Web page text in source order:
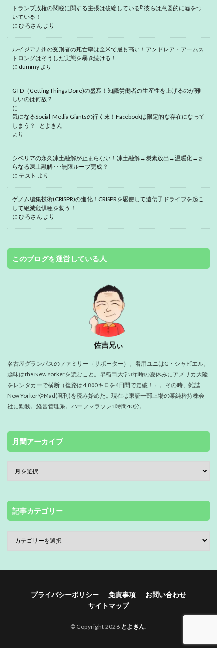
トランプ政権の関税に関する主張は破綻している⁉ 彼らは意図的に嘘をつ
いている！
に ひろさん より
ルイジアナ州の受刑者の死亡率は全米で最も高い！アンドレア・アームス
トロングはそうした実態を暴き続ける！
に dummy より
GTD（Getting Things Done)の盛衰！知識労働者の生産性を上げるのが難
しいのは何故？
に
気になるSocial-Media Giantsの行く末！Facebookは限定的な存在になって
しまう？ - とよきん
より
シベリアの永久凍土融解が止まらない！凍土融解→炭素放出→温暖化→さ
らなる凍土融解･･･無限ループ完成？
に テスト より
ゲノム編集技術(CRISPR)の進化！CRISPRを駆使して遺伝子ドライブを起こ
して絶滅危惧種を救う！
に ひろさん より
このブログを運営している人
佐吉兄ぃ
名古屋グランパスのファミリー（サポーター）。着用ユニはG・シャビエル。
趣味はthe New Yorkerを読むこと。早稲田大学3年時の夏休みにアメリカ大陸
をレンタカーで横断（復路は4,800キロを4日間で走破！）。その時、雑誌
New YorkerやMad(廃刊)を読み始めた。現在は東証一部上場の某純粋持株会
社に勤務。経営管理系。ハーフマラソン1時間40分。
月間アーカイブ
記事カテゴリー
プライバシーポリシー 免責事項
お問い合わせ
サイトマップ
© Copyright 2026 とよきん.